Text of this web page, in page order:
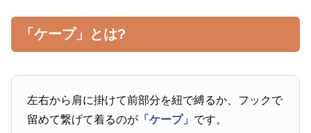
「ケープ」とは?
左右から肩に掛けて前部分を紐で縛るか、フックで
留めて繋げて着るのが 「ケープ」 です。